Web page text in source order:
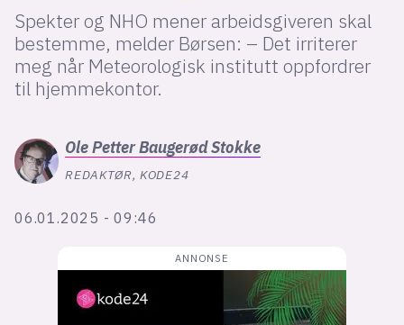
Spekter og NHO mener arbeidsgiveren skal
bestemme, melder Børsen: – Det irriterer
meg når Meteorologisk institutt oppfordrer
til hjemmekontor.
Ole PetterBaugerød Stokke
REDAKTØR, KODE24
06.01.2025 - 09:46
annonsepriser
annonseguide
Bli firmapartner